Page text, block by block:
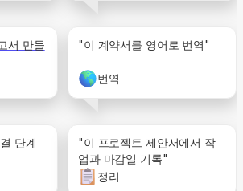
서 만들
"이 계약서를 영어로 번역"
번역
단계
"이 프로젝트 제안서에서 작
업과 마감일 기록"
정리